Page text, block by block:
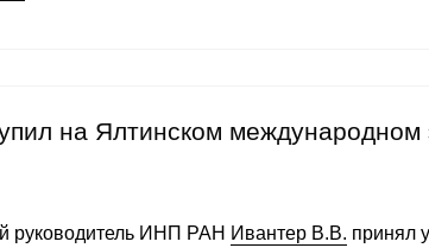
на Ялтинском международном
руководитель ИНП РАН Ивантер В.В. принял